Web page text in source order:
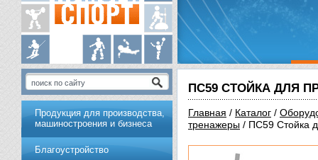
ПС59 СТОЙКА ДЛЯ
Главная / Каталог /
тренажеры / ПС59 Стойка
Продукция для производства,
машиностроения и бизнеса
Благоустройство